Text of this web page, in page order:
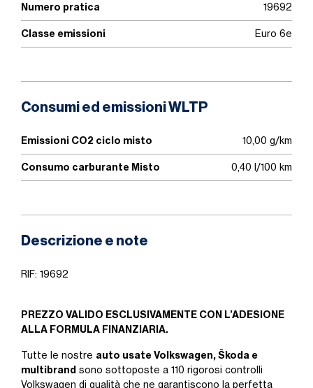
Numero pratica 19692
Classe emissioni Euro 6e
Consumi ed emissioni WLTP
Emissioni CO2 ciclo misto 10,00 g/km
Consumo carburante Misto 0,40 l/100 km
Descrizione e note
RIF: 19692
PREZZO VALIDO ESCLUSIVAMENTE CON L’ADESIONE
ALLA FORMULA FINANZIARIA.
Tutte le nostre auto usate Volkswagen, Škoda e
multibrand sono sottoposte a 110 rigorosi controlli
Volkswagen di qualità che ne garantiscono la perfetta